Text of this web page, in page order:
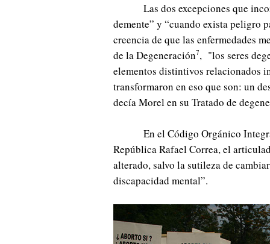
Las dos excepciones que
demente” y “cuando exista peligro
creencia de que las enfermedades
de la Degeneración7, "los seres
elementos distintivos relacionados
transformaron en eso que son: un
decía Morel en su Tratado de
En el Código Orgánico
República Rafael Correa, el
alterado, salvo la sutileza de
discapacidad mental”.